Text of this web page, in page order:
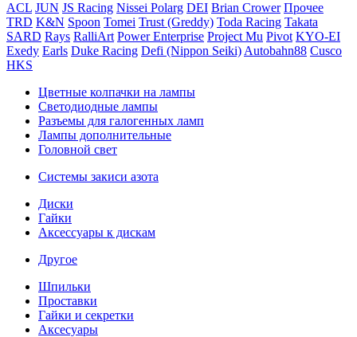
ACL JUN JS Racing Nissei Polarg DEI Brian Crower Прочее
TRD K&N Spoon Tomei Trust (Greddy) Toda Racing Takata
SARD Rays RalliArt Power Enterprise Project Mu Pivot KYO-EI
Exedy Earls Duke Racing Defi (Nippon Seiki) Autobahn88 Cusco
HKS
Цветные колпачки на лампы
Светодиодные лампы
Разъемы для галогенных ламп
Лампы дополнительные
Головной свет
Системы закиси азота
Диски
Гайки
Аксессуары к дискам
Другое
Шпильки
Проставки
Гайки и секретки
Аксесуары